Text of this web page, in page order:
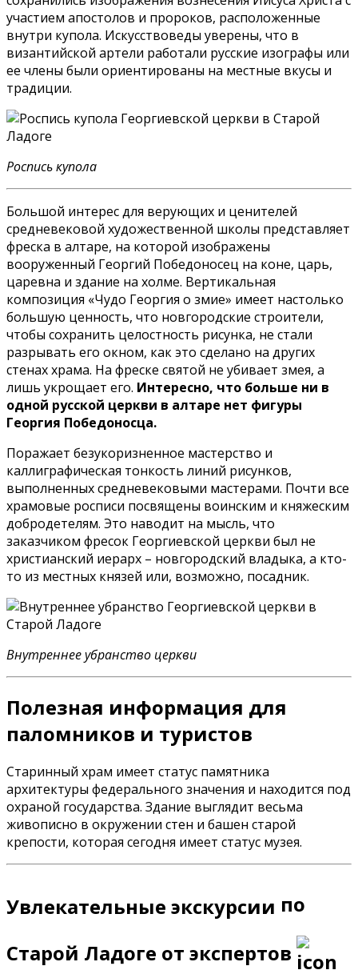
участием апостолов и пророков, расположенные
внутри купола. Искусствоведы уверены, что в
византийской артели работали русские изографы или
ее члены были ориентированы на местные вкусы и
традиции.
Роспись купола
Большой интерес для верующих и ценителей
средневековой художественной школы представляет
фреска в алтаре, на которой изображены
вооруженный Георгий Победоносец на коне, царь,
царевна и здание на холме. Вертикальная
композиция «Чудо Георгия о змие» имеет настолько
большую ценность, что новгородские строители,
чтобы сохранить целостность рисунка, не стали
разрывать его окном, как это сделано на других
стенах храма. На фреске святой не убивает змея, а
лишь укрощает его. Интересно, что больше ни в
одной русской церкви в алтаре нет фигуры
Георгия Победоносца.
Поражает безукоризненное мастерство и
каллиграфическая тонкость линий рисунков,
выполненных средневековыми мастерами. Почти все
храмовые росписи посвящены воинским и княжеским
добродетелям. Это наводит на мысль, что
заказчиком фресок Георгиевской церкви был не
христианский иерарх – новгородский владыка, а кто-
то из местных князей или, возможно, посадник.
Внутреннее убранство церкви
Полезная информация для
паломников и туристов
Старинный храм имеет статус памятника
архитектуры федерального значения и находится под
охраной государства. Здание выглядит весьма
живописно в окружении стен и башен старой
крепости, которая сегодня имеет статус музея.
Увлекательные экскурсии по
Старой Ладоге от экспертов